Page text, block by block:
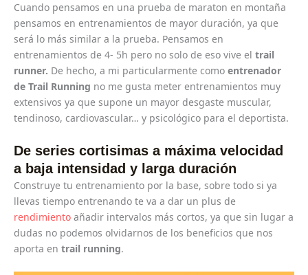
Cuando pensamos en una prueba de maraton en montaña
pensamos en entrenamientos de mayor duración, ya que
será lo más similar a la prueba. Pensamos en
entrenamientos de 4- 5h pero no solo de eso vive el trail
runner. De hecho, a mi particularmente como entrenador
de Trail Running no me gusta meter entrenamientos muy
extensivos ya que supone un mayor desgaste muscular,
tendinoso, cardiovascular… y psicológico para el deportista.
De series cortisimas a máxima velocidad
a baja intensidad y larga duración
Construye tu entrenamiento por la base, sobre todo si ya
llevas tiempo entrenando te va a dar un plus de
rendimiento añadir intervalos más cortos, ya que sin lugar a
dudas no podemos olvidarnos de los beneficios que nos
aporta en trail running.